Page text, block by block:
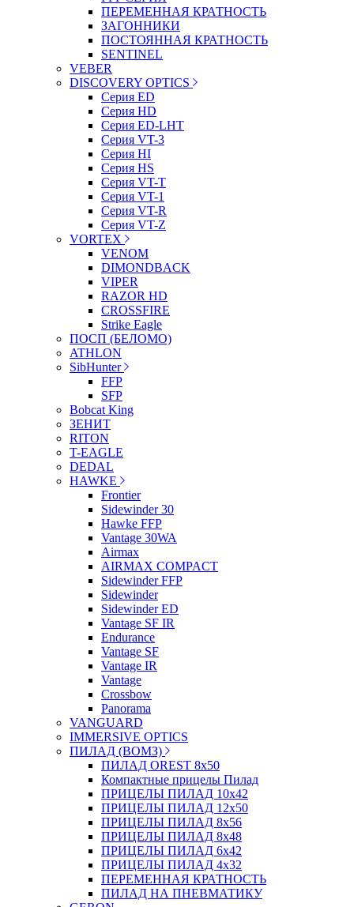
ПЕРЕМЕННАЯ КРАТНОСТЬ
ЗАГОННИКИ
ПОСТОЯННАЯ КРАТНОСТЬ
SENTINEL
VEBER
DISCOVERY OPTICS
Серия ED
Серия HD
Серия ED-LHT
Серия VT-3
Серия HI
Серия HS
Серия VT-T
Серия VT-1
Серия VT-R
Серия VT-Z
VORTEX
VENOM
DIMONDBACK
VIPER
RAZOR HD
CROSSFIRE
Strike Eagle
ПОСП (БЕЛОМО)
ATHLON
SibHunter
FFP
SFP
Bobcat King
ЗЕНИТ
RITON
T-EAGLE
DEDAL
HAWKE
Frontier
Sidewinder 30
Hawke FFP
Vantage 30WA
Airmax
AIRMAX COMPACT
Sidewinder FFP
Sidewinder
Sidewinder ED
Vantage SF IR
Endurance
Vantage SF
Vantage IR
Vantage
Crossbow
Panorama
VANGUARD
IMMERSIVE OPTICS
ПИЛАД (ВОМЗ)
ПИЛАД OREST 8х50
Компактные прицелы Пилад
ПРИЦЕЛЫ ПИЛАД 10х42
ПРИЦЕЛЫ ПИЛАД 12х50
ПРИЦЕЛЫ ПИЛАД 8х56
ПРИЦЕЛЫ ПИЛАД 8х48
ПРИЦЕЛЫ ПИЛАД 6х42
ПРИЦЕЛЫ ПИЛАД 4х32
ПЕРЕМЕННАЯ КРАТНОСТЬ
ПИЛАД НА ПНЕВМАТИКУ